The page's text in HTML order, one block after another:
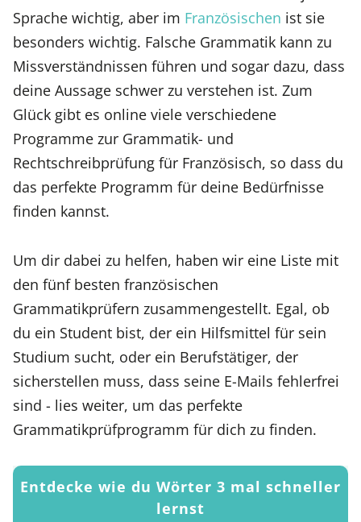
Sprache wichtig, aber im Französischen ist sie
besonders wichtig. Falsche Grammatik kann zu
Missverständnissen führen und sogar dazu, dass
deine Aussage schwer zu verstehen ist. Zum
Glück gibt es online viele verschiedene
Programme zur Grammatik- und
Rechtschreibprüfung für Französisch, so dass du
das perfekte Programm für deine Bedürfnisse
finden kannst.
Um dir dabei zu helfen, haben wir eine Liste mit
den fünf besten französischen
Grammatikprüfern zusammengestellt. Egal, ob
du ein Student bist, der ein Hilfsmittel für sein
Studium sucht, oder ein Berufstätiger, der
sicherstellen muss, dass seine E-Mails fehlerfrei
sind - lies weiter, um das perfekte
Grammatikprüfprogramm für dich zu finden.
Entdecke wie du Wörter 3 mal schneller
lernst